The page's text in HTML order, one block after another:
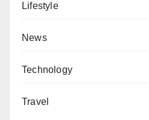
Lifestyle
News
Technology
Travel